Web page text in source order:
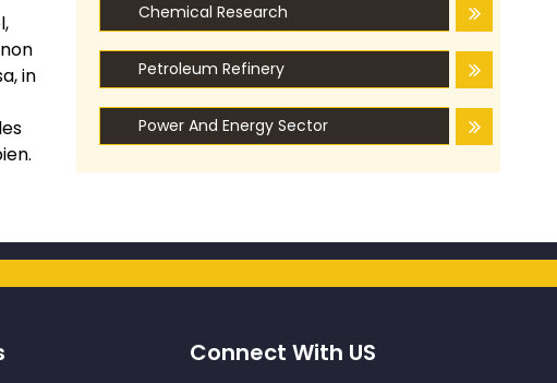
in
Chemical Research
Petroleum Refinery
Power And Energy Sector
Connect With US